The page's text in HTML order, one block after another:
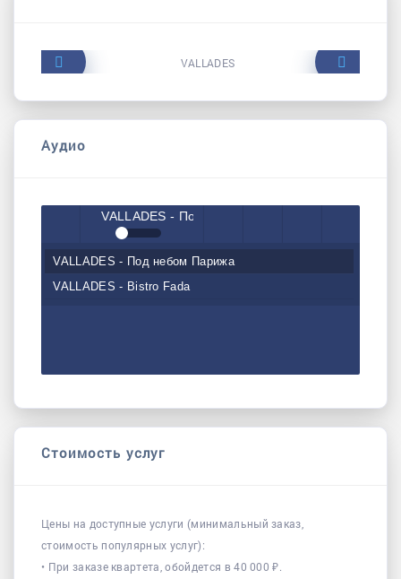
Аудио
/
пауза
VALLADES- Под небом Парижа
Громкость
предыдущий
следующий
VALLADES - Под небом Парижа
VALLADES - Bistro Fada
Стоимость услуг
Цены на доступные услуги (минимальный заказ,
стоимость популярных услуг):
• При заказе квартета, обойдется в 40 000 ₽.